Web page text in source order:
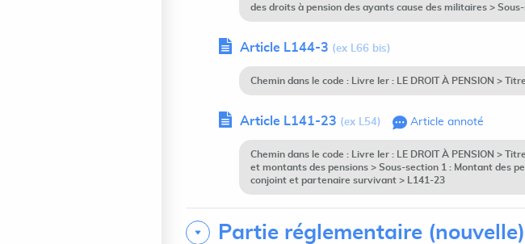
des droits à pension des ayants cause des militaires >
Article L144-3 (ex L66 bis)
Chemin dans le code : Livre Ier : LE DROIT À PENSION >
Article L141-23 (ex L54) Article annoté
Chemin dans le code : Livre Ier : LE DROIT À PENSION >
et montants des pensions > Sous-section 1 : Montant des
conjoint et partenaire survivant > L141-23
Partie réglementaire (nouvelle)